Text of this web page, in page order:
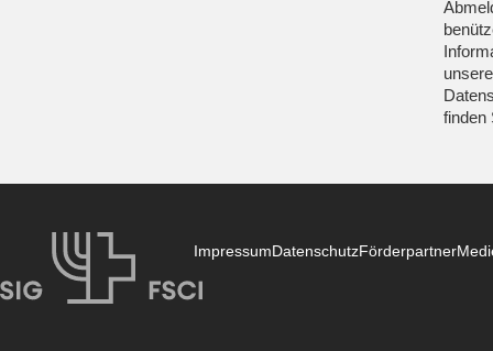
finden
ImpressumDatenschutzFörderpartner